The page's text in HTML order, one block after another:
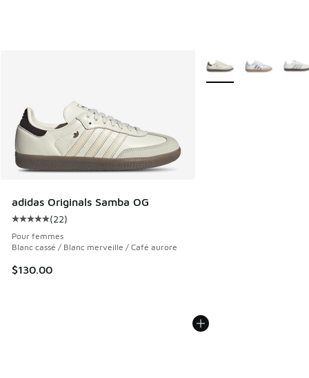
adidas Originals Samba OG
Cote moyenne du client - [5 sur 5 étoiles], 22
(22)
Pour femmes
Blanc cassé / Blanc merveille / Café aurore
$130.00
Plus de couleurs